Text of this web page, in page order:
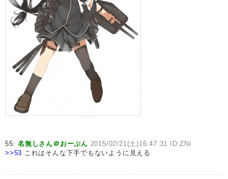
55:名無しさん＠おーぷん 2015/02/21(土)16:47:31 ID:ZNi
>>53 これはそんな下手でもないように見える